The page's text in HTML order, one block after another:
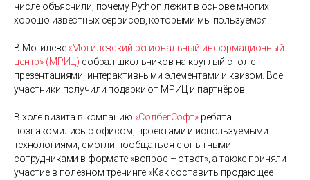
числе объяснили, почему Python лежит в основе многих
хорошо известных сервисов, которыми мы пользуемся.
В Могилёве«Могилёвский региональный информационный
центр» (МРИЦ) собрал школьников на круглый стол с
презентациями, интерактивными элементами и квизом. Все
участники получили подарки от МРИЦ и партнёров.
В ходе визита в компанию «СолбегСофт»ребята
познакомились с офисом, проектами и используемыми
технологиями, смогли пообщаться с опытными
сотрудниками в формате «вопрос – ответ», а также приняли
участие в полезном тренинге «Как составить продающее